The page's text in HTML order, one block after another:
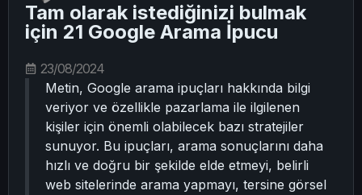
Tam olarak istediğinizi bulmak
için 21 Google Arama İpucu
23/08/2024
Metin, Google arama ipuçları hakkında bilgi
veriyor ve özellikle pazarlama ile ilgilenen
kişiler için önemli olabilecek bazı stratejiler
sunuyor. Bu ipuçları, arama sonuçlarını daha
hızlı ve doğru bir şekilde elde etmeyi, belirli
web sitelerinde arama yapmayı, tersine görsel